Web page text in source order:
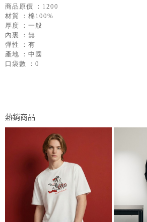
商品原價 ：1200
材質 ：棉100%
厚度 ：一般
內裏 ：無
彈性 ：有
產地 ：中國
口袋數 ：0
熱銷商品